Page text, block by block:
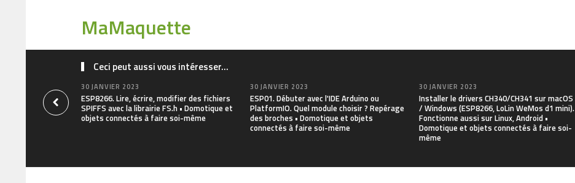
MaMaquette
Ceci peut aussi vous intéresser...
30 JANVIER 2023
ESP8266. Lire, écrire, modifier des fichiers
SPIFFS avec la librairie FS.h • Domotique et
objets connectés à faire soi-même
30 JANVIER 2023
ESP01. Débuter avec l'IDE Arduino ou
PlatformIO. Quel module choisir ? Repérage
des broches • Domotique et objets
connectés à faire soi-même
30 JANVIER 2023
Installer le drivers CH340/CH341 sur macOS
/ Windows (ESP8266, LoLin WeMos d1 mini).
Fonctionne aussi sur Linux, Android •
Domotique et objets connectés à faire soi-
même